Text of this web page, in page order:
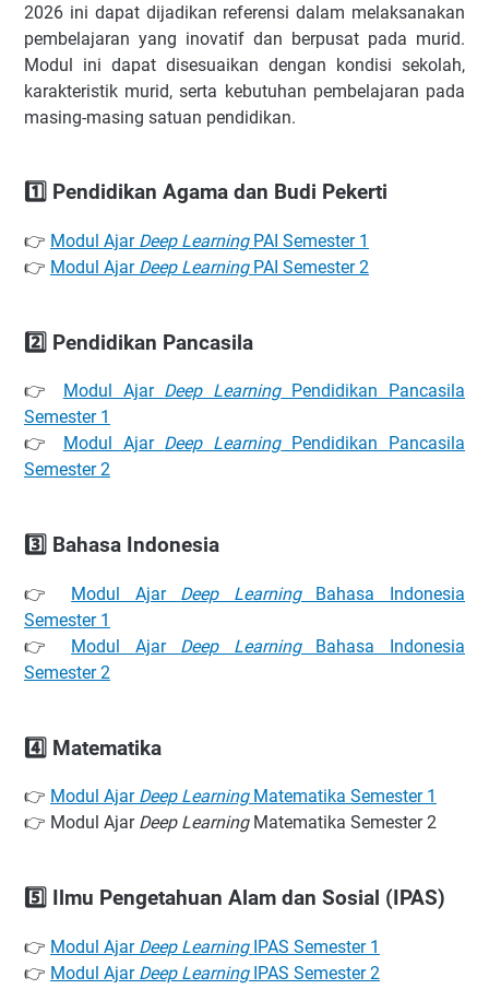
2026 ini dapat dijadikan referensi dalam melaksanakan
pembelajaran yang inovatif dan berpusat pada murid.
Modul ini dapat disesuaikan dengan kondisi sekolah,
karakteristik murid, serta kebutuhan pembelajaran pada
masing-masing satuan pendidikan.
1️⃣ Pendidikan Agama dan Budi Pekerti
👉 Modul Ajar Deep LearningPAI Semester 1
👉 Modul Ajar Deep LearningPAI Semester 2
2️⃣ Pendidikan Pancasila
👉 Modul Ajar Deep LearningPendidikan Pancasila
Semester 1
👉
Modul Ajar Deep LearningPendidikan Pancasila
Semester 2
3️⃣ Bahasa Indonesia
👉 Modul Ajar Deep LearningBahasa Indonesia
Semester 1
👉 Modul Ajar Deep LearningBahasa Indonesia
Semester 2
4️⃣ Matematika
👉 Modul Ajar Deep LearningMatematika Semester 1
👉 Modul Ajar Deep LearningMatematika Semester 2
5️⃣ Ilmu Pengetahuan Alam dan Sosial (IPAS)
👉 Modul Ajar Deep LearningIPAS Semester 1
👉 Modul Ajar Deep LearningIPAS Semester 2